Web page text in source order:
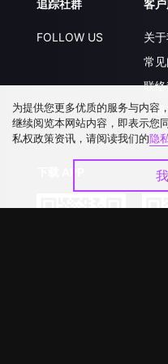
追踪社群
FOLLOW US
客
关
常
联
升
为提供您更多优质的服务与内容
继续阅览本网站内容，即表示您
私权政策资讯，请阅读我们的隐